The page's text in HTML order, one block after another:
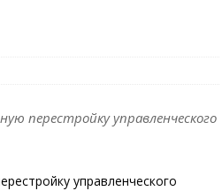
перестройку управленческого
управленческого